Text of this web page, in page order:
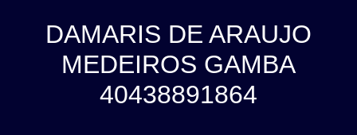
DAMARIS DE ARAUJO
MEDEIROS GAMBA
40438891864